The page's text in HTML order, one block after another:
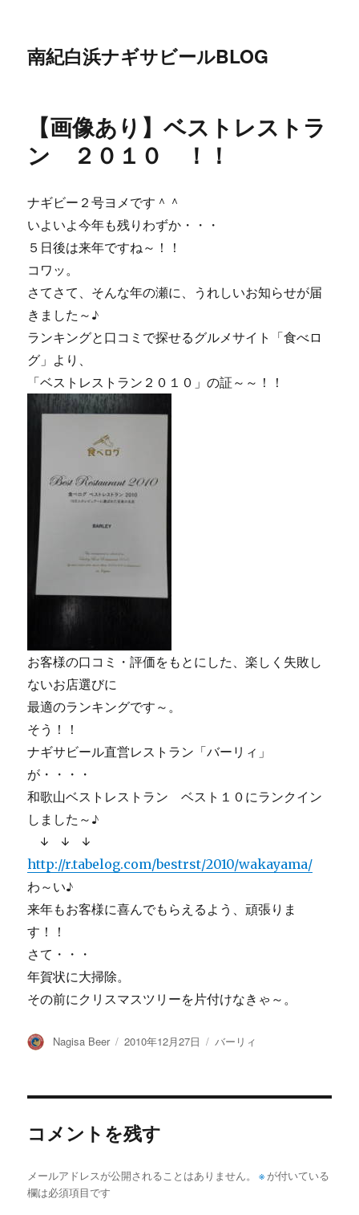
南紀白浜ナギサビールBLOG
【画像あり】ベストレストラ
ン ２０１０ ！！
ナギビー２号ヨメです＾＾
いよいよ今年も残りわずか・・・
５日後は来年ですね～！！
コワッ。
さてさて、そんな年の瀬に、うれしいお知らせが届
きました～♪
ランキングと口コミで探せるグルメサイト「食べロ
グ」より、
「ベストレストラン２０１０」の証～～！！
お客様の口コミ・評価をもとにした、楽しく失敗し
ないお店選びに
最適のランキングです～。
そう！！
ナギサビール直営レストラン「バーリィ」
が・・・・
和歌山ベストレストラン ベスト１０にランクイン
しました～♪
↓ ↓ ↓
http://r.tabelog.com/bestrst/2010/wakayama/
わ～い♪
来年もお客様に喜んでもらえるよう、頑張りま
す！！
さて・・・
年賀状に大掃除。
その前にクリスマスツリーを片付けなきゃ～。
投
Nagisa Beer
投
2010年12月27日
カ
バーリィ
コメントを残す
メールアドレスが公開されることはありません。 ※ が付いている
欄は必須項目です